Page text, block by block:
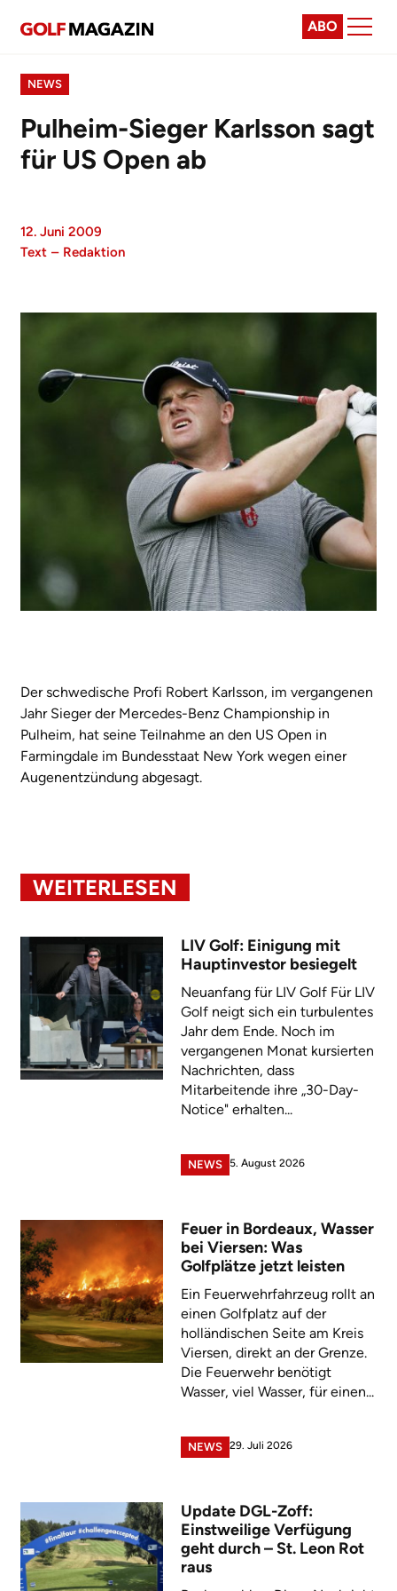
ABO
NEWS
Pulheim-Sieger Karlsson sagt
für US Open ab
12. Juni 2009
Text – Redaktion
Der schwedische Profi Robert Karlsson, im vergangenen
Jahr Sieger der Mercedes-Benz Championship in
Pulheim, hat seine Teilnahme an den US Open in
Farmingdale im Bundesstaat New York wegen einer
Augenentzündung abgesagt.
WEITERLESEN
LIV Golf: Einigung mit
Hauptinvestor besiegelt
Neuanfang für LIV Golf Für LIV
Golf neigt sich ein turbulentes
Jahr dem Ende. Noch im
vergangenen Monat kursierten
Nachrichten, dass
Mitarbeitende ihre „30-Day-
Notice" erhalten...
NEWS 5. August 2026
Feuer in Bordeaux, Wasser
bei Viersen: Was
Golfplätze jetzt leisten
Ein Feuerwehrfahrzeug rollt an
einen Golfplatz auf der
holländischen Seite am Kreis
Viersen, direkt an der Grenze.
Die Feuerwehr benötigt
Wasser, viel Wasser, für einen...
NEWS 29. Juli 2026
Update DGL-Zoff:
Einstweilige Verfügung
geht durch – St. Leon Rot
raus